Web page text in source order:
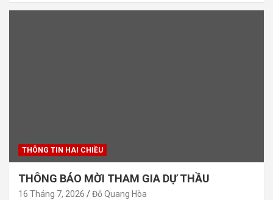
THÔNG TIN HAI CHIỀU
THÔNG BÁO MỜI THAM GIA DỰ THẦU
16 Tháng 7, 2026 Đỗ Quang Hòa